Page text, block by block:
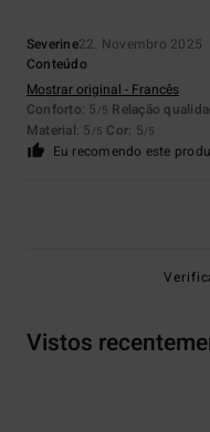
Severine22. Novembro 2025
Conteúdo
Mostrar original - Francês
Conforto: 5 /5 Relação
Material: 5 /5 Cor: 5/5
Eu recomendo este
Vistos